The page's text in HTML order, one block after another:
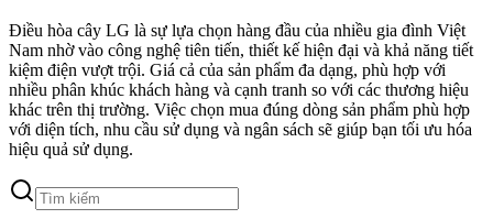
Điều hòa cây LG là sự lựa chọn hàng đầu của nhiều gia đình Việt
Nam nhờ vào công nghệ tiên tiến, thiết kế hiện đại và khả năng tiết
kiệm điện vượt trội. Giá cả của sản phẩm đa dạng, phù hợp với
nhiều phân khúc khách hàng và cạnh tranh so với các thương hiệu
khác trên thị trường. Việc chọn mua đúng dòng sản phẩm phù hợp
với diện tích, nhu cầu sử dụng và ngân sách sẽ giúp bạn tối ưu hóa
hiệu quả sử dụng.